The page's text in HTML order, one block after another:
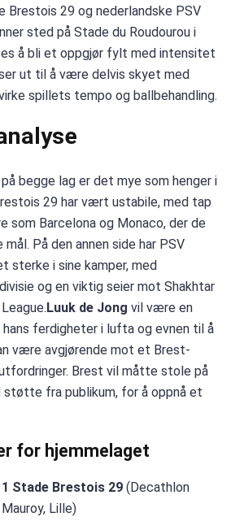
Brestois 29 og nederlandske PSV
sted på Stade du Roudourou i
å bli et oppgjør fylt med intensitet
ut til å være delvis skyet med
spillets tempo og ballbehandling.
begge lag er det mye som henger i
29 har vært ustabile, med tap
som Barcelona og Monaco, der de
På den annen side har PSV
sterke i sine kamper, med
og en viktig seier mot Shakhtar
Luuk de Jong vil være en
ferdigheter i lufta og evnen til å
være avgjørende mot et Brest-
Brest vil måtte stole på
støtte fra publikum, for å oppnå et
for hjemmelaget
1 Stade Brestois 29 (Decathlon
Lille)